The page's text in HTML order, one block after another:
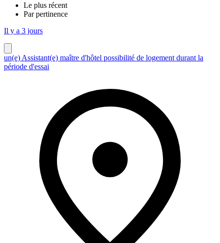
Le plus récent
Par pertinence
Il y a 3 jours
un(e) Assistant(e) maître d'hôtel possibilité de logement durant la
période d'essai